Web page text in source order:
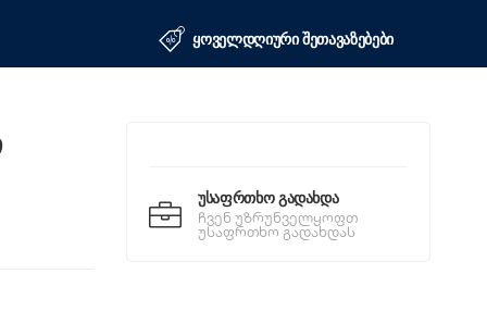
ყოველდღიური შეთავაზებები
Უსაფრთხო Გადახდა
ჩვენ უზრუნველყოფთ
უსაფრთხო გადახდას